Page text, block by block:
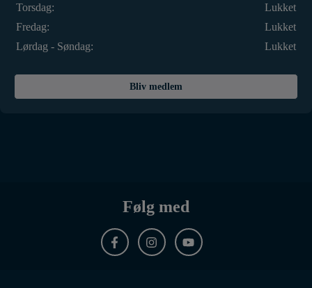
Torsdag:
Lukket
Fredag:
Lukket
Lørdag - Søndag:
Lukket
Bliv medlem
Følg med